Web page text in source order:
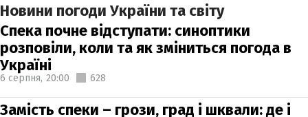
Новини погоди України та світу
Спека почне відступати: синоптики
розповіли, коли та як зміниться погода в
Україні
6 серпня, 20:00 628
Замість спеки – грози, град і шквали: де і